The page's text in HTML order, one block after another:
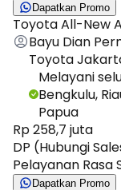
Dapatkan Promo
Toyota All-New
Bayu Dian
Toyota
Melayani
Bengkulu,
Papua
Rp 258,7 juta
DP (Hubungi
Pelayanan Rasa
Dapatkan Promo